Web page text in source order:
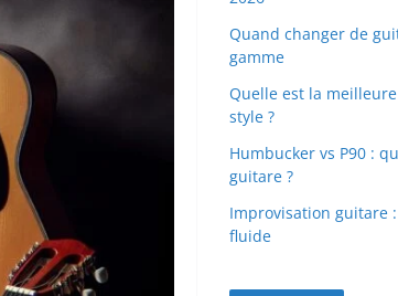
Quand changer de
gamme
Quelle est la
style ?
Humbucker vs P90 :
guitare ?
Improvisation guitare
fluide